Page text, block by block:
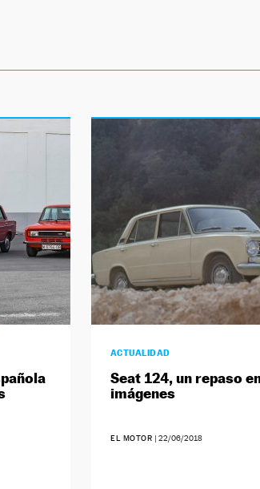
ACTUALIDAD
Seat 124, un repaso
imágenes
EL MOTOR | 22/06/2018